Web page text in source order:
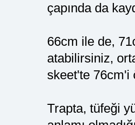
çapında da
66cm ile de,
atabilirsiniz,
skeet'te 76cm'i
Trapta, tüfeği